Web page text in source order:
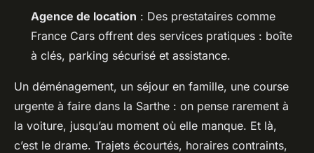
Agence de location : Des prestataires comme
France Cars offrent des services pratiques : boîte
à clés, parking sécurisé et assistance.
Un déménagement, un séjour en famille, une course
urgente à faire dans la Sarthe : on pense rarement à
la voiture, jusqu’au moment où elle manque. Et là,
c’est le drame. Trajets écourtés, horaires contraints,